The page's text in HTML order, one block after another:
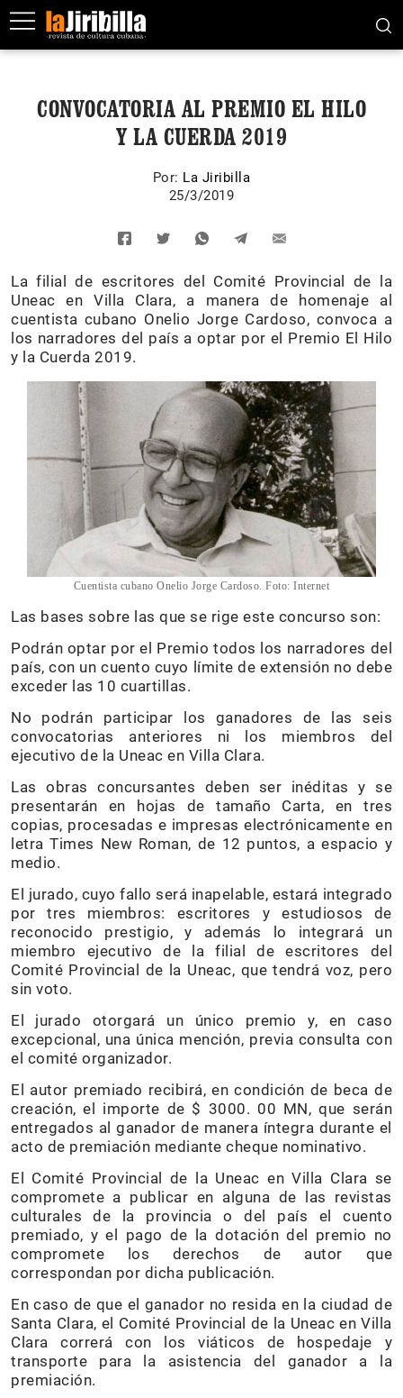
CONVOCATORIA AL PREMIO EL HILO
Y LA CUERDA 2019
Por: La Jiribilla
25/3/2019
La filial de escritores del Comité Provincial de la
Uneac en Villa Clara, a manera de homenaje al
cuentista cubano Onelio Jorge Cardoso, convoca a
los narradores del país a optar por el Premio El Hilo
y la Cuerda 2019.
Cuentista cubano Onelio Jorge Cardoso. Foto: Internet
Las bases sobre las que se rige este concurso son:
Podrán optar por el Premio todos los narradores del
país, con un cuento cuyo límite de extensión no debe
exceder las 10 cuartillas.
No podrán participar los ganadores de las seis
convocatorias anteriores ni los miembros del
ejecutivo de la Uneac en Villa Clara.
Las obras concursantes deben ser inéditas y se
presentarán en hojas de tamaño Carta, en tres
copias, procesadas e impresas electrónicamente en
letra Times New Roman, de 12 puntos, a espacio y
medio.
El jurado, cuyo fallo será inapelable, estará integrado
por tres miembros: escritores y estudiosos de
reconocido prestigio, y además lo integrará un
miembro ejecutivo de la filial de escritores del
Comité Provincial de la Uneac, que tendrá voz, pero
sin voto.
El jurado otorgará un único premio y, en caso
excepcional, una única mención, previa consulta con
el comité organizador.
El autor premiado recibirá, en condición de beca de
creación, el importe de $ 3000. 00 MN, que serán
entregados al ganador de manera íntegra durante el
acto de premiación mediante cheque nominativo.
El Comité Provincial de la Uneac en Villa Clara se
compromete a publicar en alguna de las revistas
culturales de la provincia o del país el cuento
premiado, y el pago de la dotación del premio no
compromete los derechos de autor que
correspondan por dicha publicación.
En caso de que el ganador no resida en la ciudad de
Santa Clara, el Comité Provincial de la Uneac en Villa
Clara correrá con los viáticos de hospedaje y
transporte para la asistencia del ganador a la
premiación.